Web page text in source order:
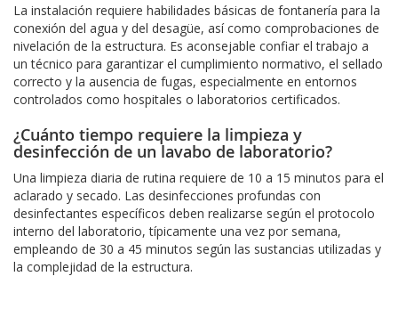
La instalación requiere habilidades básicas de fontanería para la
conexión del agua y del desagüe, así como comprobaciones de
nivelación de la estructura. Es aconsejable confiar el trabajo a
un técnico para garantizar el cumplimiento normativo, el sellado
correcto y la ausencia de fugas, especialmente en entornos
controlados como hospitales o laboratorios certificados.
¿Cuánto tiempo requiere la limpieza y
desinfección de un lavabo de laboratorio?
Una limpieza diaria de rutina requiere de 10 a 15 minutos para el
aclarado y secado. Las desinfecciones profundas con
desinfectantes específicos deben realizarse según el protocolo
interno del laboratorio, típicamente una vez por semana,
empleando de 30 a 45 minutos según las sustancias utilizadas y
la complejidad de la estructura.